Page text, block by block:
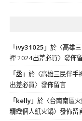
「 ivy31025 」於〈高雄
裡 2024出差必買〉發佈
「丞」於〈高雄三民伴手
出差必買〉發佈留言
「 kelly」於〈台南南區
精緻個人紙火鍋〉發佈留